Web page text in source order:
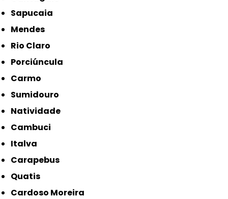
Sapucaia
Mendes
Rio Claro
Porciúncula
Carmo
Sumidouro
Natividade
Cambuci
Italva
Carapebus
Quatis
Cardoso Moreira